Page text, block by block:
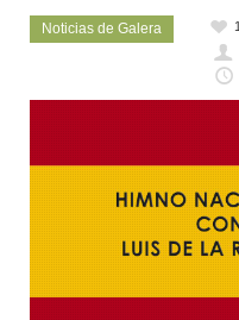
Noticias de Galera 1